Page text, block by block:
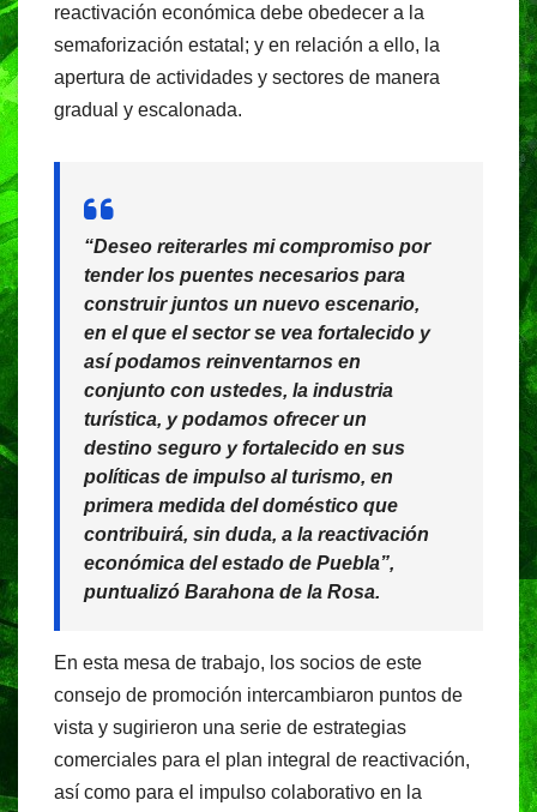
reactivación económica debe obedecer a la
semaforización estatal; y en relación a ello, la
apertura de actividades y sectores de manera
gradual y escalonada.
“Deseo reiterarles mi compromiso por
tender los puentes necesarios para
construir juntos un nuevo escenario,
en el que el sector se vea fortalecido y
así podamos reinventarnos en
conjunto con ustedes, la industria
turística, y podamos ofrecer un
destino seguro y fortalecido en sus
políticas de impulso al turismo, en
primera medida del doméstico que
contribuirá, sin duda, a la reactivación
económica del estado de Puebla”,
puntualizó Barahona de la Rosa.
En esta mesa de trabajo, los socios de este
consejo de promoción intercambiaron puntos de
vista y sugirieron una serie de estrategias
comerciales para el plan integral de reactivación,
así como para el impulso colaborativo en la